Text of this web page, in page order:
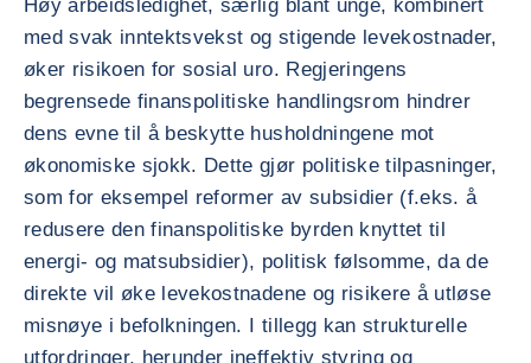
Høy arbeidsledighet, særlig blant unge, kombinert
med svak inntektsvekst og stigende levekostnader,
øker risikoen for sosial uro. Regjeringens
begrensede finanspolitiske handlingsrom hindrer
dens evne til å beskytte husholdningene mot
økonomiske sjokk. Dette gjør politiske tilpasninger,
som for eksempel reformer av subsidier (f.eks. å
redusere den finanspolitiske byrden knyttet til
energi- og matsubsidier), politisk følsomme, da de
direkte vil øke levekostnadene og risikere å utløse
misnøye i befolkningen. I tillegg kan strukturelle
utfordringer, herunder ineffektiv styring og